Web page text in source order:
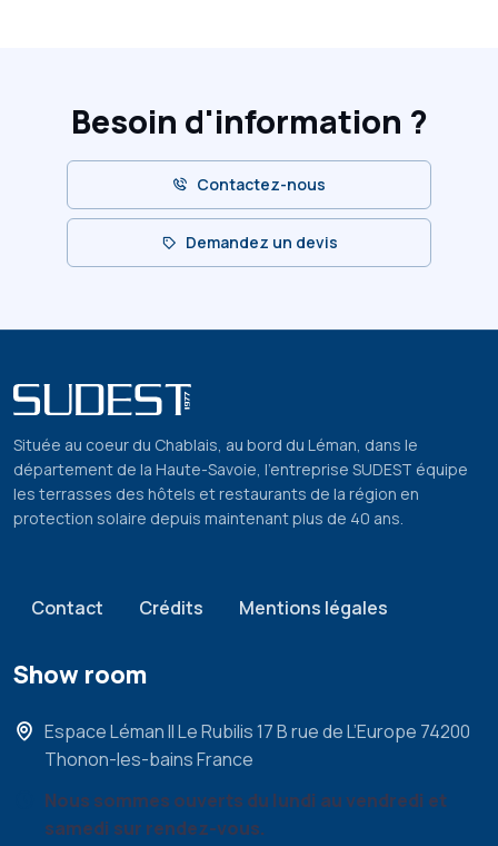
Besoin d'information ?
Contactez-nous
Demandez un devis
Située au coeur du Chablais, au bord du Léman, dans le
département de la Haute-Savoie, l’entreprise SUDEST équipe
les terrasses des hôtels et restaurants de la région en
protection solaire depuis maintenant plus de 40 ans.
Pied de page
Contact Crédits Mentions légales
Show room
Espace Léman II Le Rubilis 17 B rue de L’Europe 74200
Thonon-les-bains France
Nous sommes ouverts du lundi au vendredi et
samedi sur rendez-vous.